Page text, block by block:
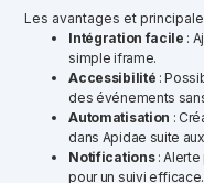
Les avantages et
Intégration facile :
simple iframe.
Accessibilité :
des événements
Automatisation :
dans Apidae suite
Notifications: Alerte
pour un suivi efficace.​